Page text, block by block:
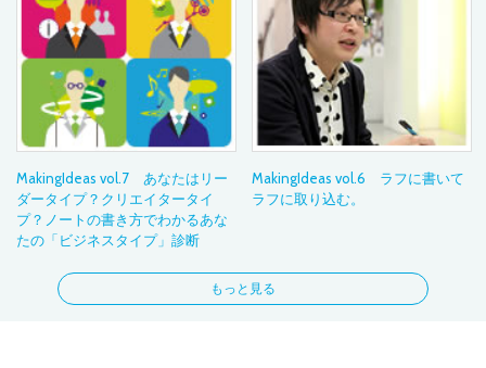
MakingIdeas vol.7 あなたはリー
ダータイプ？クリエイタータイ
プ？ノートの書き方でわかるあな
たの「ビジネスタイプ」診断
MakingIdeas vol.6 ラフに書いて
ラフに取り込む。
もっと見る